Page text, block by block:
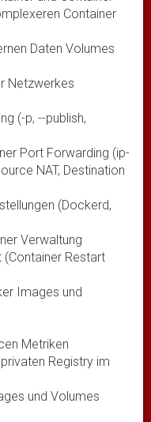
Container
Daten Volumes
Netzwerkes
(-p, --publish,
Port Forwarding (ip-
NAT, Destination
(Dockerd,
Verwaltung
Restart
Images und
Metriken
Registry im
und Volumes